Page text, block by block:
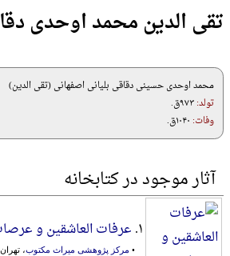
تقی الدین محمد اوحدی
محمد اوحدی حسینی دقاقی بلیانی اصفهانی (تقی الدین)
تولد:۹۷۳ق.
وفات:
آثار موجود در کتابخانه
۱. عرفات العاشقین و
• مرکز پژوهشی میراث مکتوب، تهران، ۱۳۸۹ش.، 8 جلد،